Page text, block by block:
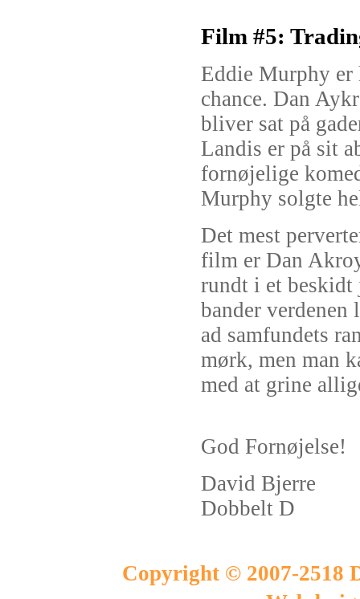
Film #5:
Eddie Murphy er
chance. Dan
bliver sat på
Landis er på sit
fornøjelige
Murphy solgte
Det mest
film er Dan
rundt i et beskidt
bander
ad samfundets
mørk, men man
med at grine
God Fornøjelse!
David Bjerre
Dobbelt D
Copyright © 2007-2518